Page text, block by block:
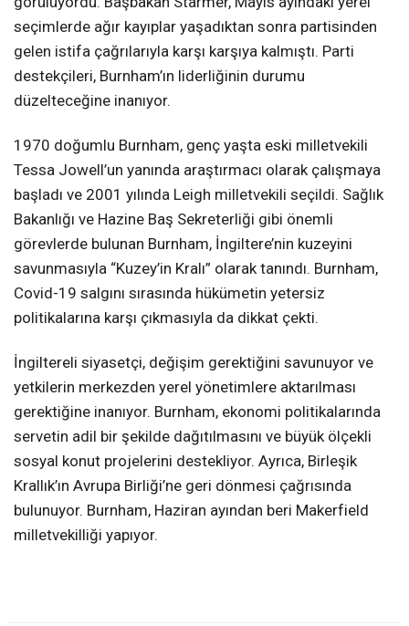
seçimlerde ağır kayıplar yaşadıktan sonra partisinden
gelen istifa çağrılarıyla karşı karşıya kalmıştı. Parti
destekçileri, Burnham’ın liderliğinin durumu
düzelteceğine inanıyor.
1970 doğumlu Burnham, genç yaşta eski milletvekili
Tessa Jowell’un yanında araştırmacı olarak çalışmaya
başladı ve 2001 yılında Leigh milletvekili seçildi. Sağlık
Bakanlığı ve Hazine Baş Sekreterliği gibi önemli
görevlerde bulunan Burnham, İngiltere’nin kuzeyini
savunmasıyla “Kuzey’in Kralı” olarak tanındı. Burnham,
Covid-19 salgını sırasında hükümetin yetersiz
politikalarına karşı çıkmasıyla da dikkat çekti.
İngiltereli siyasetçi, değişim gerektiğini savunuyor ve
yetkilerin merkezden yerel yönetimlere aktarılması
gerektiğine inanıyor. Burnham, ekonomi politikalarında
servetin adil bir şekilde dağıtılmasını ve büyük ölçekli
sosyal konut projelerini destekliyor. Ayrıca, Birleşik
Krallık’ın Avrupa Birliği’ne geri dönmesi çağrısında
bulunuyor. Burnham, Haziran ayından beri Makerfield
milletvekilliği yapıyor.